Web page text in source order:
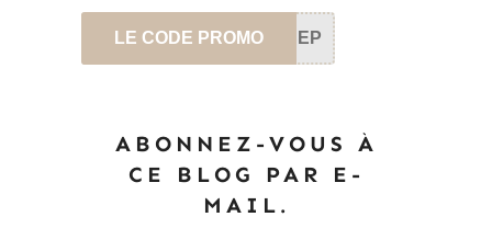
LE CODE PROMO SEP
ABONNEZ-VOUS À
CE BLOG PAR E-
MAIL.